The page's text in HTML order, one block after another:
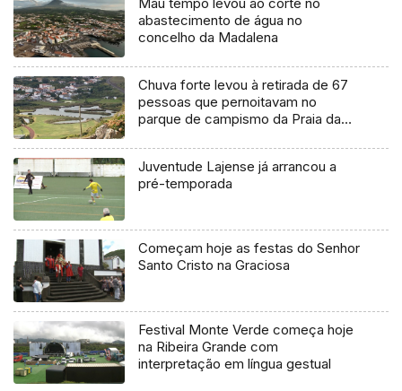
Mau tempo levou ao corte no
abastecimento de água no
concelho da Madalena
Chuva forte levou à retirada de 67
pessoas que pernoitavam no
parque de campismo da Praia da
Juventude Lajense já arrancou a
pré-temporada
Começam hoje as festas do Senhor
Santo Cristo na Graciosa
Festival Monte Verde começa hoje
na Ribeira Grande com
interpretação em língua gestual